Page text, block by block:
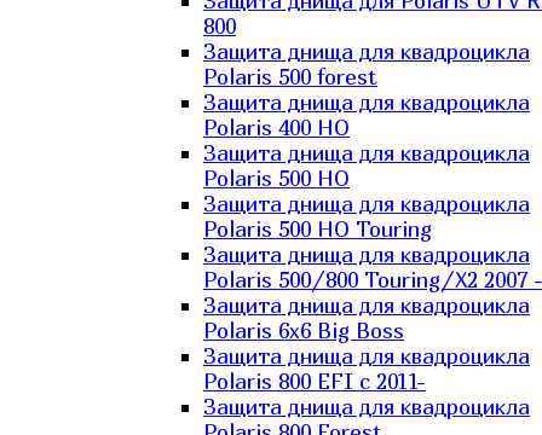
800
Защита днища для квадроцикла
Polaris 500 forest
Защита днища для квадроцикла
Polaris 400 HO
Защита днища для квадроцикла
Polaris 500 HO
Защита днища для квадроцикла
Polaris 500 HO Touring
Защита днища для квадроцикла
Polaris 500/800 Touring/X2 2007 -
Защита днища для квадроцикла
Polaris 6х6 Big Boss
Защита днища для квадроцикла
Polaris 800 EFI с 2011-
Защита днища для квадроцикла